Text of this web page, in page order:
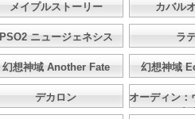
メイプルストーリー カバル
PSO2 ニュージェネシス ラ
幻想神域 Another Fate 幻想神域
デカロン
オーディン：
イ